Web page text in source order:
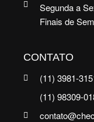
CONTATO
(11) 3981-
(11) 98309-
Segunda a
Finais de